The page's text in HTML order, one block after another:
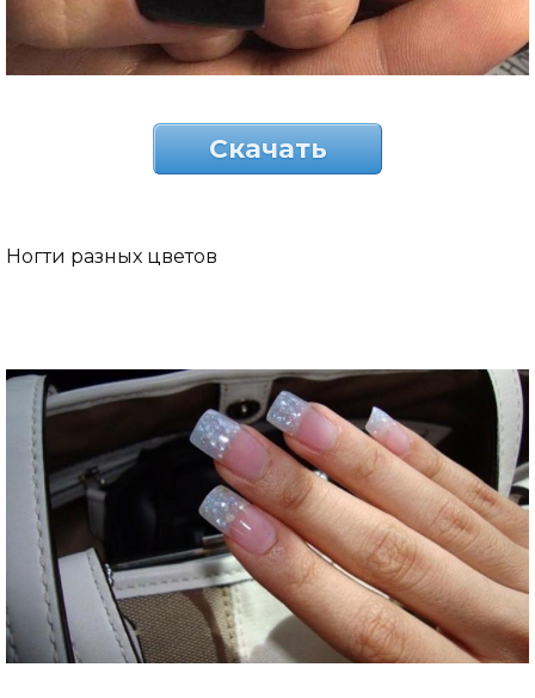
Скачать
Ногти разных цветов